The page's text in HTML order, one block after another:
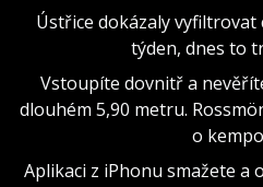
Ústřice dokázaly vyfiltrovat
týden, dnes to
Vstoupíte dovnitř a
dlouhém 5,90 metru.
o
Aplikaci z iPhonu smažete a